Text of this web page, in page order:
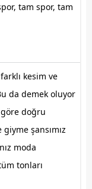
tam spor, tam
kesim ve
da demek oluyor
doğru
şansımız
moda
tonları